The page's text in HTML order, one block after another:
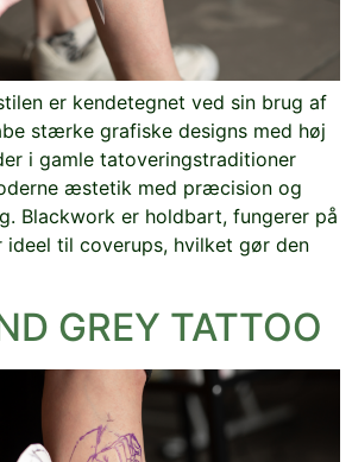
er kendetegnet ved sin brug af
stærke grafiske designs med høj
i gamle tatoveringstraditioner
æstetik med præcision og
Blackwork er holdbart, fungerer på
ideel til coverups, hvilket gør den
GREY TATTOO